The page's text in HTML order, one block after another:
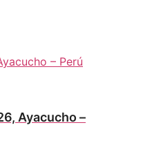
Ayacucho –